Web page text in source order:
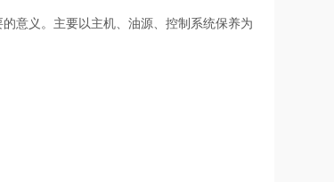
意义。主要以主机、油源、控制系统保养为